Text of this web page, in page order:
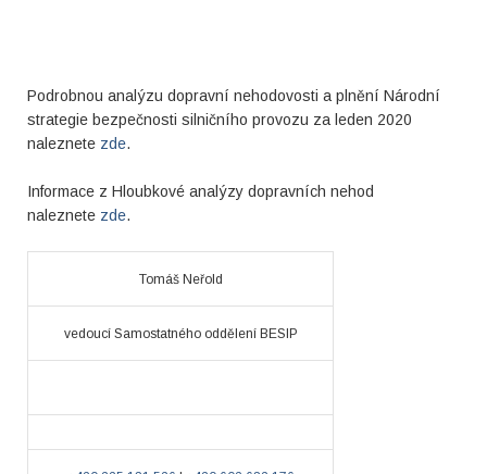
Podrobnou analýzu dopravní nehodovosti a plnění Národní
strategie bezpečnosti silničního provozu za leden 2020
naleznete zde.
Informace z Hloubkové analýzy dopravních nehod
naleznete zde.
Tomáš Neřold
vedoucí Samostatného oddělení BESIP